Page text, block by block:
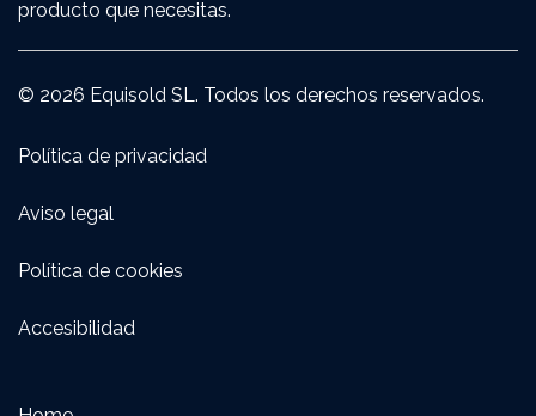
producto que necesitas.
© 2026 Equisold SL. Todos los derechos reservados.
Política de privacidad
Aviso legal
Política de cookies
Accesibilidad